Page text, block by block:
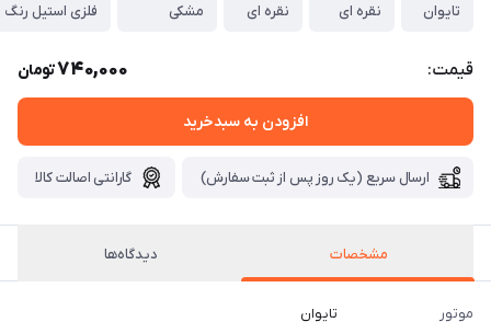
تایوان
نقره ای
نقره ای
مشکی
فلزی استیل رنگ
قیمت: 740,000تومان
افزودن به سبدخرید
ارسال سریع (یک روز پس از ثبت سفارش) گارانتی اصالت کالا
مشخصات دیدگاه‌ها
موتور تایوان